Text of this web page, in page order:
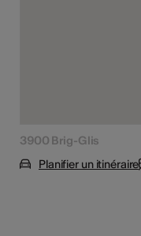
3900 Brig-Glis
Planifier un itinéraire